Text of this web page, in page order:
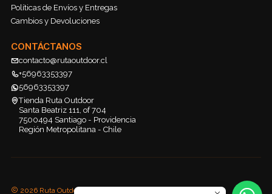
Políticas de Envíos y Entregas
Cambios y Devoluciones
CONTÁCTANOS
contacto@rutaoutdoor.cl
+56963353397
56963353397
Tienda Ruta Outdoor
Santa Beatriz 111, of 704
7500494 Santiago - Providencia
Región Metropolitana - Chile
2026 Ruta Outdoor.